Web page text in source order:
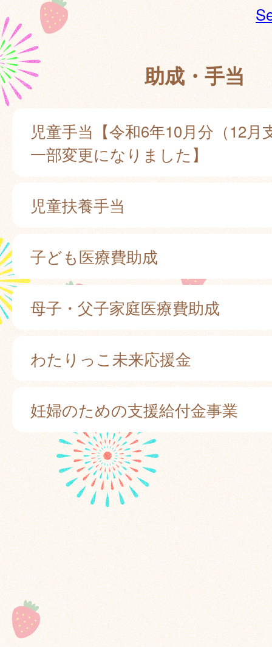
助成・手当
児童手当【令和6年10月分（12月
一部変更になりました】
児童扶養手当
子ども医療費助成
母子・父子家庭医療費助成
わたりっこ未来応援金
妊婦のための支援給付金事業